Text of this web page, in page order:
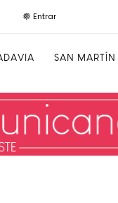
Entrar
SAN MARTÍN